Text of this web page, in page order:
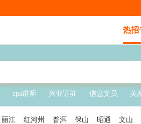
热招
cpa讲师 兴业证券 信息文员 美
丽江 红河州 普洱 保山 昭通 文山